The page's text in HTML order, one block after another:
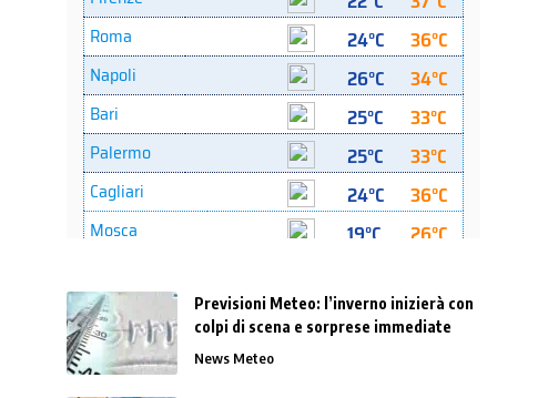
Previsioni Meteo: l’inverno inizierà con
colpi di scena e sorprese immediate
News Meteo